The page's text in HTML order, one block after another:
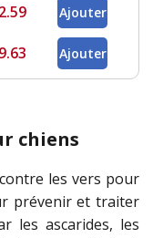
chiens
les vers pour
prévenir et traiter
les ascarides, les